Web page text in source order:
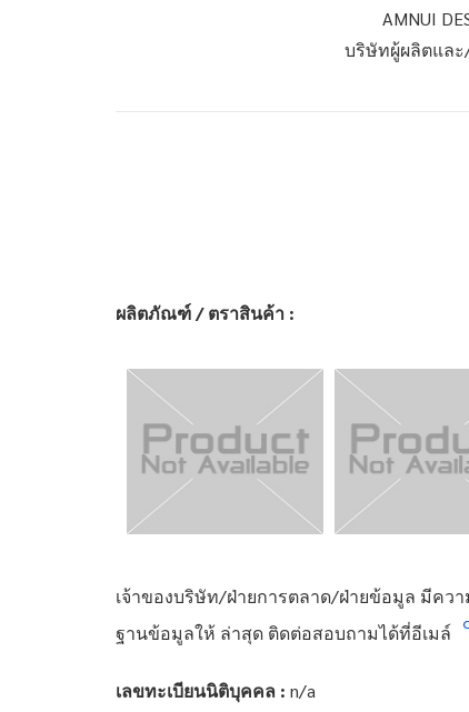
AMNUI
บริษัทผู้ผลิตและ
ผลิตภัณฑ์ / ตราสินค้า :
เจ้าของบริษัท/ฝ่ายการตลาด/ฝ่ายข้อมูล มีค
ฐานข้อมูลให้ ล่าสุด ติดต่อสอบถามได้ที่อีเมล์
เลขทะเบียนนิติบุคคล : n/a